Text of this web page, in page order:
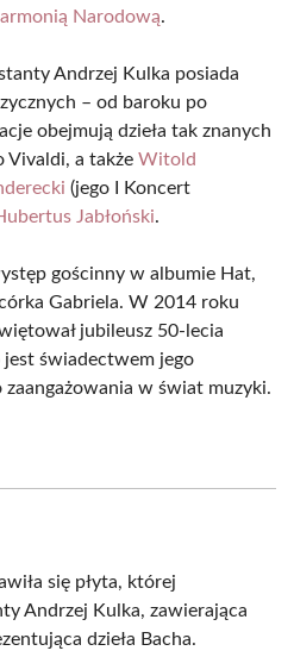
Narodową.
Andrzej Kulka posiada
– od baroku po
obejmują dzieła tak znanych
Vivaldi, a także Witold
(jego I Koncert
Jabłoński.
gościnny w albumie Hat,
Gabriela. W 2014 roku
jubileusz 50-lecia
świadectwem jego
zaangażowania w świat muzyki.
się płyta, której
Andrzej Kulka, zawierająca
dzieła Bacha.